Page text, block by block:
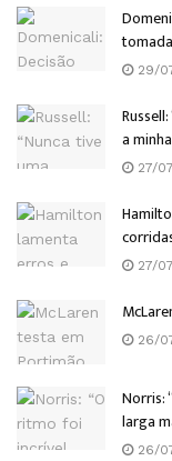
29/
a
27/
27/
26/
Norris:
larga
26/